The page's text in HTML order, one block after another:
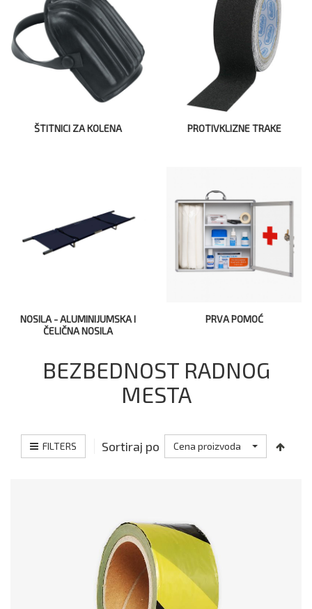
ŠTITNICI ZA KOLENA PROTIVKLIZNE TRAKE
NOSILA - ALUMINIJUMSKA I
ČELIČNA NOSILA
PRVA POMOĆ
BEZBEDNOST RADNOG
MESTA
FILTERS Sortiraj po Cena proizvoda